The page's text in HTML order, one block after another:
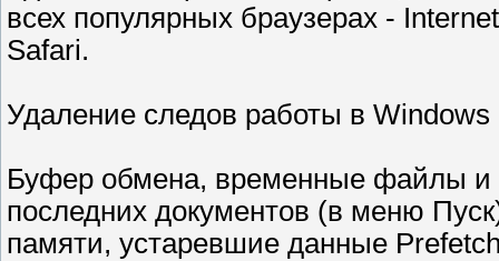
всех популярных браузерах -
Safari.
Удаление следов работы в Windows
Буфер обмена, временные файлы и
последних документов (в меню
памяти, устаревшие данные